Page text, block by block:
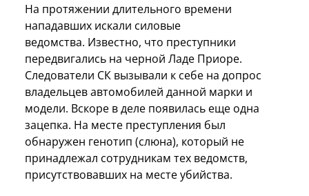
На протяжении длительного времени
нападавших искали силовые
ведомства. Известно, что преступники
передвигались на черной Ладе Приоре.
Следователи СК вызывали к себе на допрос
владельцев автомобилей данной марки и
модели. Вскоре в деле появилась еще одна
зацепка. На месте преступления был
обнаружен генотип (слюна), который не
принадлежал сотрудникам тех ведомств,
присутствовавших на месте убийства.